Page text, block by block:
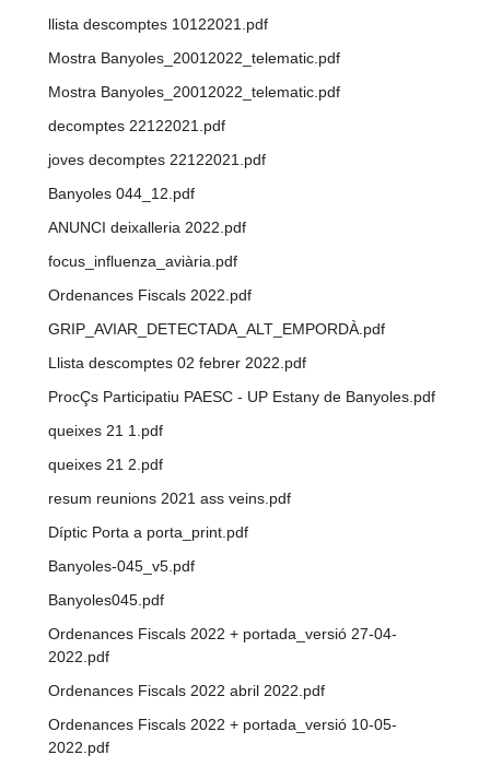
llista descomptes 10122021.pdf
Mostra Banyoles_20012022_telematic.pdf
Mostra Banyoles_20012022_telematic.pdf
decomptes 22122021.pdf
joves decomptes 22122021.pdf
Banyoles 044_12.pdf
ANUNCI deixalleria 2022.pdf
focus_influenza_aviària.pdf
Ordenances Fiscals 2022.pdf
GRIP_AVIAR_DETECTADA_ALT_EMPORDÀ.pdf
Llista descomptes 02 febrer 2022.pdf
ProcÇs Participatiu PAESC - UP Estany de Banyoles.pdf
queixes 21 1.pdf
queixes 21 2.pdf
resum reunions 2021 ass veins.pdf
Díptic Porta a porta_print.pdf
Banyoles-045_v5.pdf
Banyoles045.pdf
Ordenances Fiscals 2022 + portada_versió 27-04-
2022.pdf
Ordenances Fiscals 2022 abril 2022.pdf
Ordenances Fiscals 2022 + portada_versió 10-05-
2022.pdf